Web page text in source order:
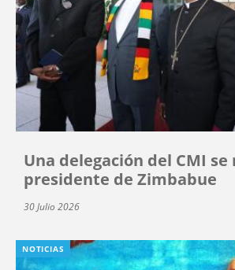
Una delegación del CMI se
presidente de Zimbabue
30 Julio 2026
NOTICIAS